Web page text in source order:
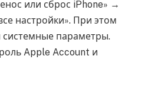
или сброс iPhone» →
настройки». При этом
системные параметры.
Apple Account и